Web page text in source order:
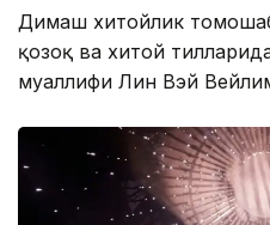
Димаш хитойлик
қозоқ ва хитой
муаллифи Лин Вэй